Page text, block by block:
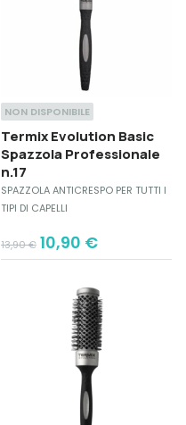
NON DISPONIBILE
Termix Evolution Basic
Spazzola Professionale
n.17
SPAZZOLA ANTICRESPO PER TUTTI I
TIPI DI CAPELLI
13,90€
Original
price
10,90 €
Current
price